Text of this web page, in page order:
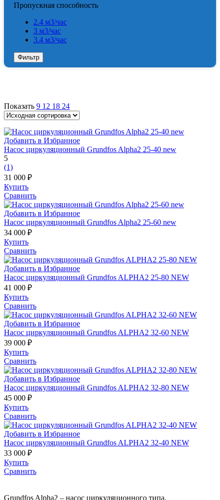
Пропускная способность
2.4 м3/час
3 м3/час
3.4 м3/час
Фильтр
Показать 9 12 18 24
Добавить в Избранное
Насос циркуляционный Grundfos Alpha2 25-40 new
5
(1)
31 000 ₽
Купить
Сравнить
Добавить в Избранное
Насос циркуляционный Grundfos Alpha2 25-60 new
34 000 ₽
Купить
Сравнить
Добавить в Избранное
Насос циркуляционный Grundfos ALPHA2 25-80 NEW
41 000 ₽
Купить
Сравнить
Добавить в Избранное
Насос циркуляционный Grundfos ALPHA2 32-60 NEW
39 000 ₽
Купить
Сравнить
Добавить в Избранное
Насос циркуляционный Grundfos ALPHA2 32-80 NEW
45 000 ₽
Купить
Сравнить
Добавить в Избранное
Насос циркуляционный Grundfos ALPHA2 32-40 NEW
33 000 ₽
Купить
Сравнить
Grundfos Alpha2 – насос циркуляционного типа,